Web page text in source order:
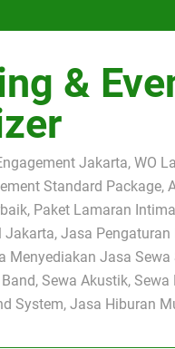
SOLO
JAKARTA
&
Jakarta, WO
Standard Package,
Paket Lamaran
Jasa Pengaturan
Menyediakan Jasa Sewa
Sewa Akustik, Sewa
System, Jasa Hiburan